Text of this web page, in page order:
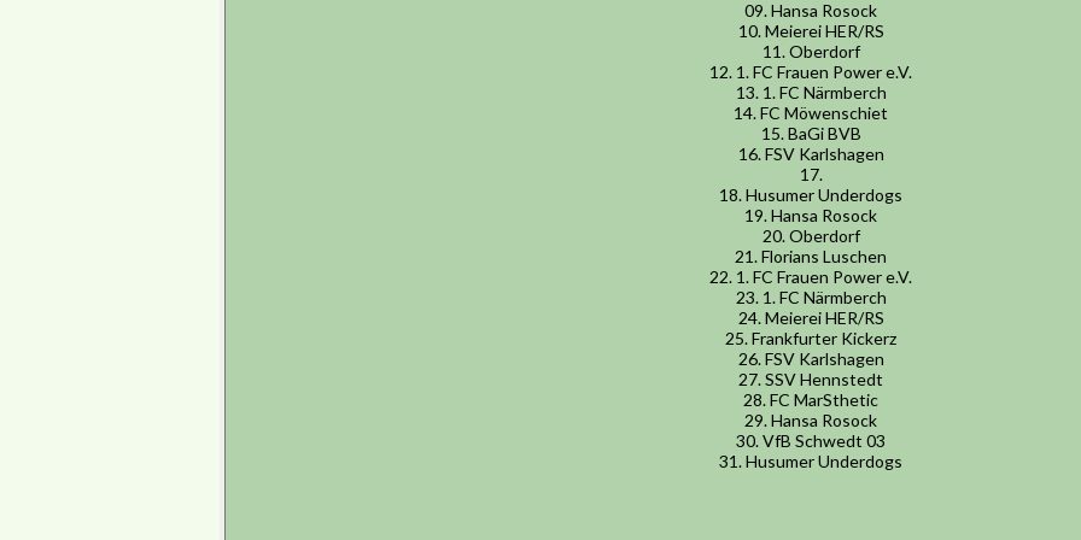
09. Hansa Rosock
10. Meierei HER/RS
11. Oberdorf
12. 1. FC Frauen Power e.V.
13. 1. FC Närmberch
14. FC Möwenschiet
15. BaGi BVB
16. FSV Karlshagen
17.
18. Husumer Underdogs
19. Hansa Rosock
20. Oberdorf
21. Florians Luschen
22. 1. FC Frauen Power e.V.
23. 1. FC Närmberch
24. Meierei HER/RS
25. Frankfurter Kickerz
26. FSV Karlshagen
27. SSV Hennstedt
28. FC MarSthetic
29. Hansa Rosock
30. VfB Schwedt 03
31. Husumer Underdogs